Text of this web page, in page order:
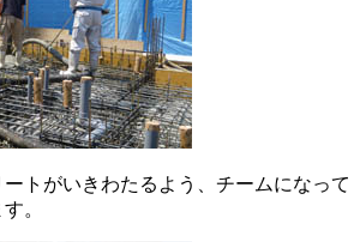
トがいきわたるよう、チームになって
。